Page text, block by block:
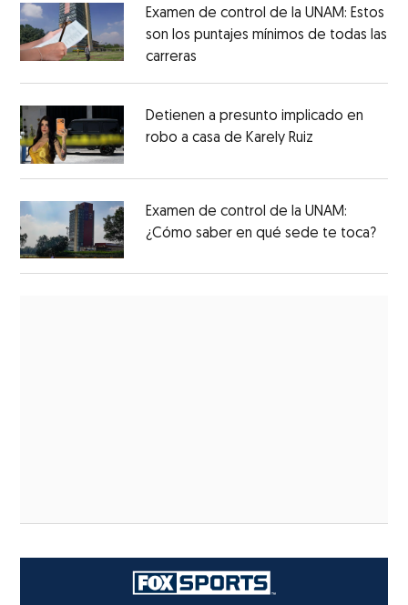
Examen de control de la UNAM: Estos
son los puntajes mínimos de todas las
carreras
Detienen a presunto implicado en
robo a casa de Karely Ruiz
Examen de control de la UNAM:
¿Cómo saber en qué sede te toca?